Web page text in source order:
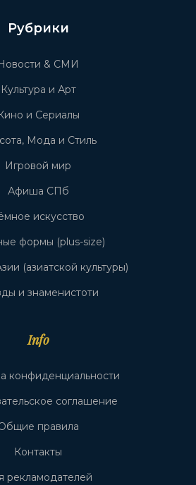
Рубрики
& СМИ
Культура и Арт
и Сериалы
Мода и Стиль
Игровой мир
Афиша СПб
искусство
формы (plus-size)
(азиатской культуры)
и знаменистоти
Info
конфиденциальности
соглашение
правила
Контакты
рекламодателей